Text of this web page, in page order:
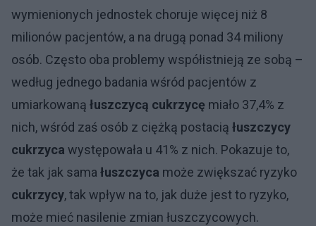
wymienionych jednostek choruje więcej niż 8
milionów pacjentów, a na drugą ponad 34 miliony
osób. Często oba problemy współistnieją ze sobą –
według jednego badania wśród pacjentów z
umiarkowaną łuszczycą cukrzycę miało 37,4% z
nich, wśród zaś osób z ciężką postacią łuszczycy
cukrzyca występowała u 41% z nich. Pokazuje to,
że tak jak sama łuszczyca może zwiększać ryzyko
cukrzycy, tak wpływ na to, jak duże jest to ryzyko,
może mieć nasilenie zmian łuszczycowych.